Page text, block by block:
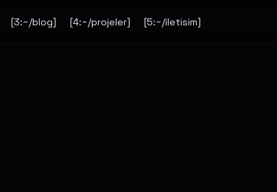
[3:~/blog] [4:~/projeler] [5:~/iletisim]
Architect